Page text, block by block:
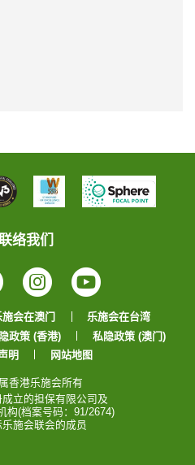
络我们
Instagram
YouTube
施会在澳门
乐施会在台湾
政策 (香港)
私隐政策 (澳门)
明
网站地图
香港乐施会所有
立的担保有限公司及
构(档案号码：91/2674)
施会联会的成员